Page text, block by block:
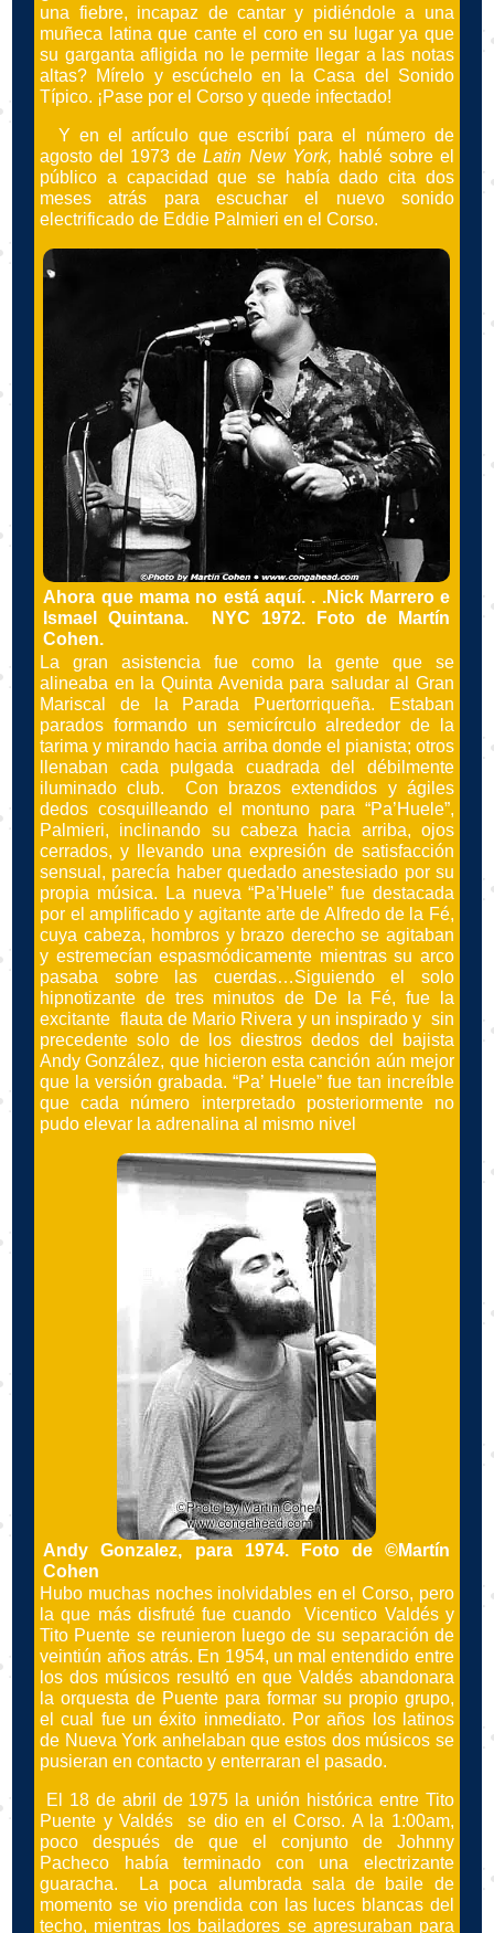
una fiebre, incapaz de cantar y pidiéndole a una
muñeca latina que cante el coro en su lugar ya que
su garganta afligida no le permite llegar a las notas
altas? Mírelo y escúchelo en la Casa del Sonido
Típico. ¡Pase por el Corso y quede infectado!
Y en el artículo que escribí para el número de
agosto del 1973 deLatin New York, hablé sobre el
público a capacidad que se había dado cita dos
meses atrás para escuchar el nuevo sonido
electrificado de Eddie Palmieri en el Corso.
Ahora que mama no está aquí. . .Nick Marrero e
Ismael Quintana. NYC 1972. Foto de Martín
Cohen.
La gran asistencia fue como la gente que se
alineaba en la Quinta Avenida para saludar al Gran
Mariscal de la Parada Puertorriqueña. Estaban
parados formando un semicírculo alrededor de la
tarima y mirando hacia arriba donde el pianista; otros
llenaban cada pulgada cuadrada del débilmente
iluminado club. Con brazos extendidos y ágiles
dedos cosquilleando el montuno para “Pa’Huele”,
Palmieri, inclinando su cabeza hacia arriba, ojos
cerrados, y llevando una expresión de satisfacción
sensual, parecía haber quedado anestesiado por su
propia música. La nueva “Pa’Huele” fue destacada
por el amplificado y agitante arte de Alfredo de la Fé,
cuya cabeza, hombros y brazo derecho se agitaban
y estremecían espasmódicamente mientras su arco
pasaba sobre las cuerdas…Siguiendo el solo
hipnotizante de tres minutos de De la Fé, fue la
excitante flauta de Mario Rivera y un inspirado y sin
precedente solo de los diestros dedos del bajista
Andy González, que hicieron esta canción aún mejor
que la versión grabada. “Pa’ Huele” fue tan increíble
que cada número interpretado posteriormente no
pudo elevar la adrenalina al mismo nivel
Andy Gonzalez, para 1974. Foto de ©Martín
Cohen
Hubo muchas noches inolvidables en el Corso, pero
la que más disfruté fue cuando Vicentico Valdés y
Tito Puente se reunieron luego de su separación de
veintiún años atrás. En 1954, un mal entendido entre
los dos músicos resultó en que Valdés abandonara
la orquesta de Puente para formar su propio grupo,
el cual fue un éxito inmediato. Por años los latinos
de Nueva York anhelaban que estos dos músicos se
pusieran en contacto y enterraran el pasado.
El 18 de abril de 1975 la unión histórica entre Tito
Puente y Valdés se dio en el Corso. A la 1:00am,
poco después de que el conjunto de Johnny
Pacheco había terminado con una electrizante
guaracha. La poca alumbrada sala de baile de
momento se vio prendida con las luces blancas del
techo, mientras los bailadores se apresuraban para